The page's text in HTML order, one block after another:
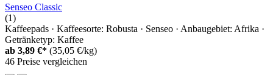
Senseo Classic
(1)
Kaffeepads · Kaffeesorte: Robusta · Senseo · Anbaugebiet: Afrika ·
Getränketyp: Kaffee
ab 3,89 €* (35,05 €/kg)
46 Preise vergleichen